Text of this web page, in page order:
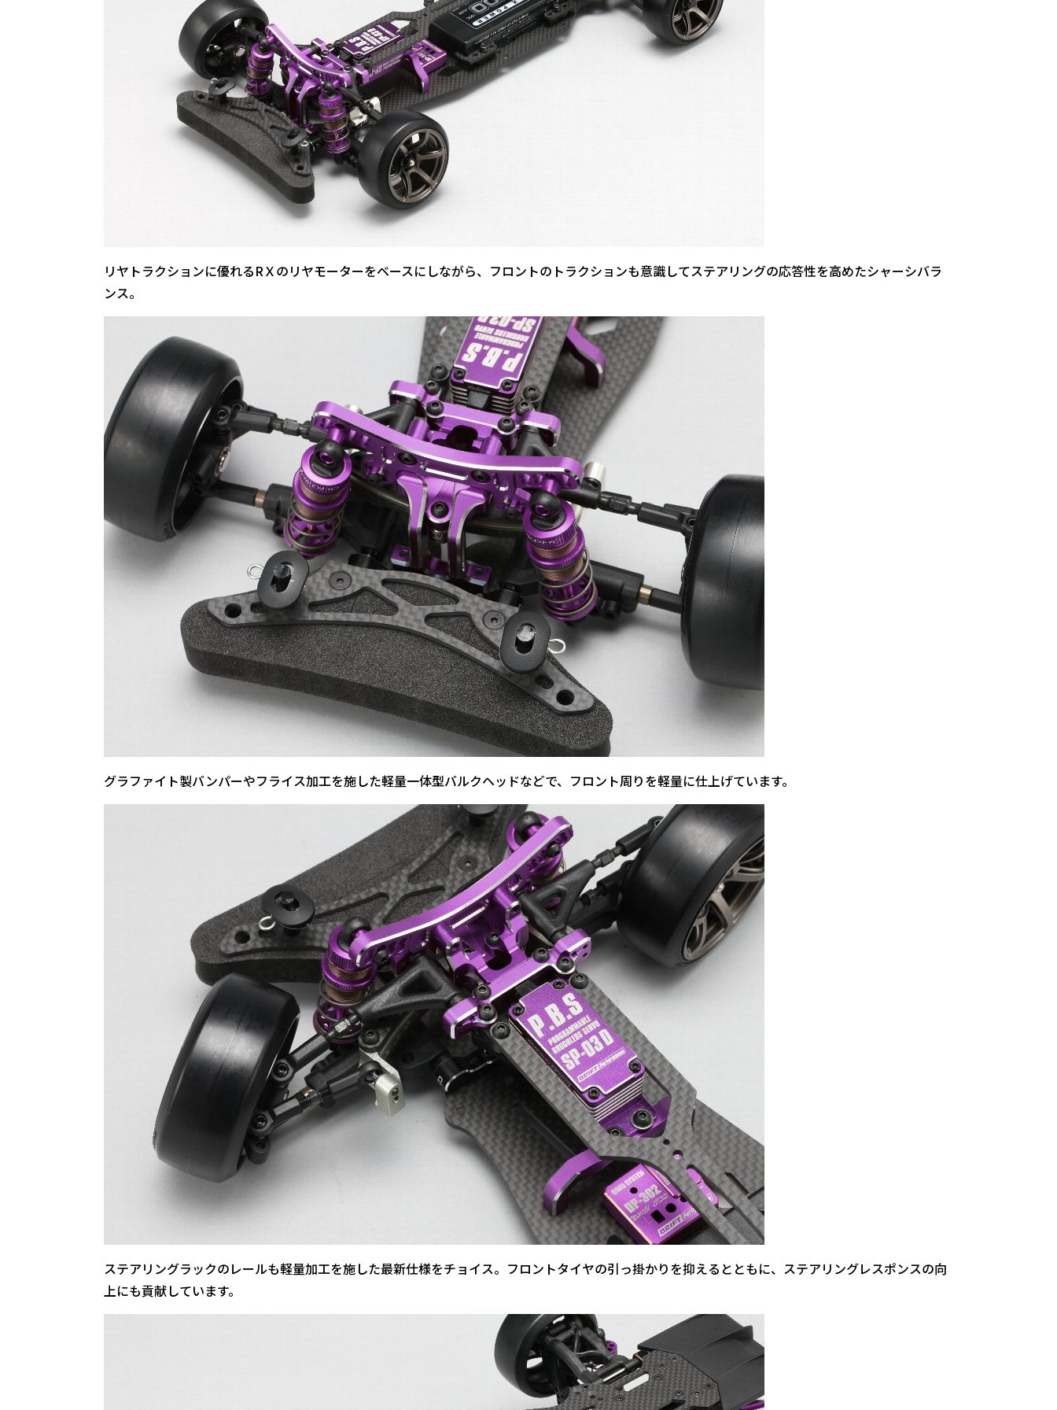
リヤトラクションに優れるRＸのリヤモーターをベースにしながら、フロントのトラクションも意識してステアリングの応答性を高めたシャーシバラ
ンス。
グラファイト製バンパーやフライス加工を施した軽量一体型バルクヘッドなどで、フロント周りを軽量に仕上げています。
ステアリングラックのレールも軽量加工を施した最新仕様をチョイス。フロントタイヤの引っ掛かりを抑えるとともに、ステアリングレスポンスの向
上にも貢献しています。